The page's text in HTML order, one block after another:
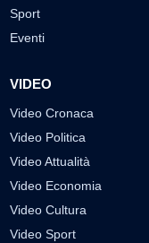
Sport
Eventi
VIDEO
Video Cronaca
Video Politica
Video Attualità
Video Economia
Video Cultura
Video Sport